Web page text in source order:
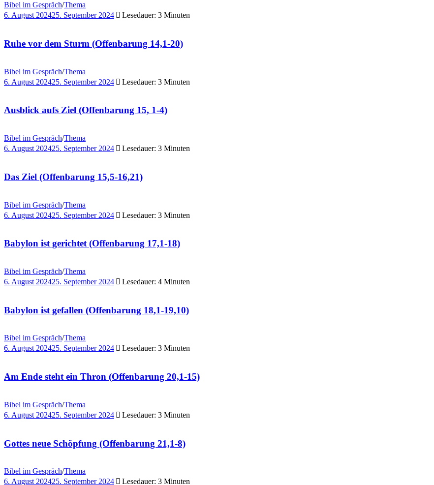
Bibel im Gespräch/Thema
6. August 202425. September 2024 Lesedauer: 3 Minuten
Ruhe vor dem Sturm (Offenbarung 14,1-20)
Bibel im Gespräch/Thema
6. August 202425. September 2024 Lesedauer: 3 Minuten
Ausblick aufs Ziel (Offenbarung 15, 1-4)
Bibel im Gespräch/Thema
6. August 202425. September 2024 Lesedauer: 3 Minuten
Das Ziel (Offenbarung 15,5-16,21)
Bibel im Gespräch/Thema
6. August 202425. September 2024 Lesedauer: 3 Minuten
Babylon ist gerichtet (Offenbarung 17,1-18)
Bibel im Gespräch/Thema
6. August 202425. September 2024 Lesedauer: 4 Minuten
Babylon ist gefallen (Offenbarung 18,1-19,10)
Bibel im Gespräch/Thema
6. August 202425. September 2024 Lesedauer: 3 Minuten
Am Ende steht ein Thron (Offenbarung 20,1-15)
Bibel im Gespräch/Thema
6. August 202425. September 2024 Lesedauer: 3 Minuten
Gottes neue Schöpfung (Offenbarung 21,1-8)
Bibel im Gespräch/Thema
6. August 202425. September 2024 Lesedauer: 3 Minuten